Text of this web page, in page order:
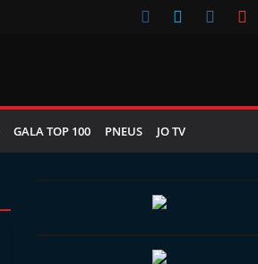
GALA TOP 100 PNEUS JO TV